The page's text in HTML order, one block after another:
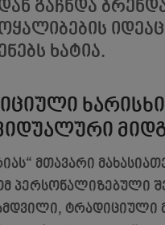
გაჩნდა
ხატია.
მთავარი
პერსონალიზებული